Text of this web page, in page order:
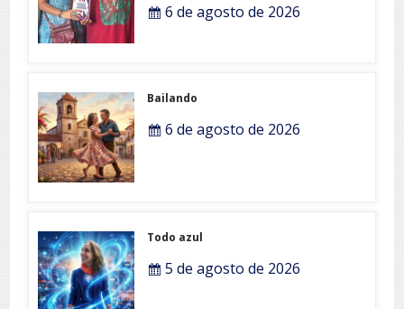
6 de agosto de 2026
Bailando
6 de agosto de 2026
Todo azul
5 de agosto de 2026